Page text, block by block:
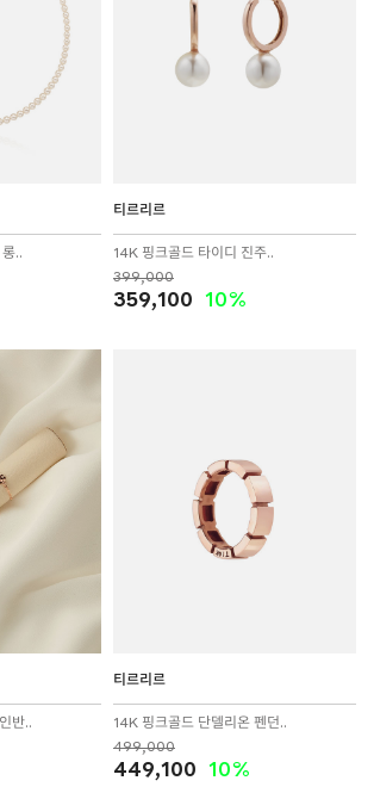
..
티르리르
14K 핑크골드 타이디 진주..
399,000
359,100 10%
반..
티르리르
14K 핑크골드 단델리온 펜던..
499,000
449,100 10%